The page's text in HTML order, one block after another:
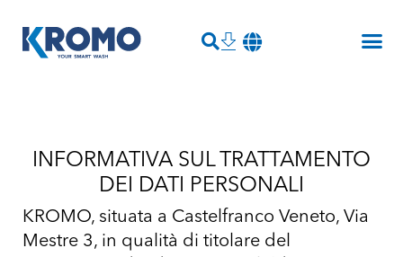
INFORMATIVA SUL TRATTAMENTO
DEI DATI PERSONALI
KROMO, situata a Castelfranco Veneto, Via
Mestre 3, in qualità di titolare del